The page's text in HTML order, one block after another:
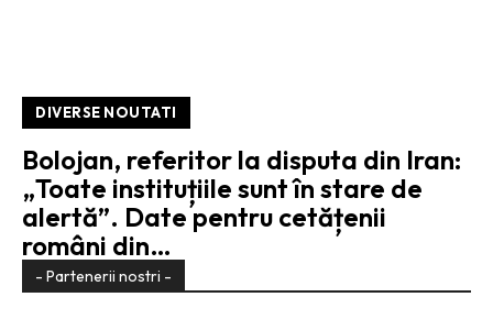
DIVERSE NOUTATI
Bolojan, referitor la disputa din Iran:
„Toate instituțiile sunt în stare de
alertă”. Date pentru cetățenii
români din…
- Partenerii nostri -